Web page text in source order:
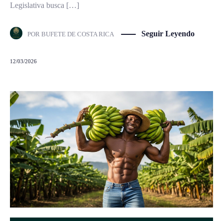
Legislativa busca […]
POR BUFETE DE COSTA RICA Seguir Leyendo
12/03/2026